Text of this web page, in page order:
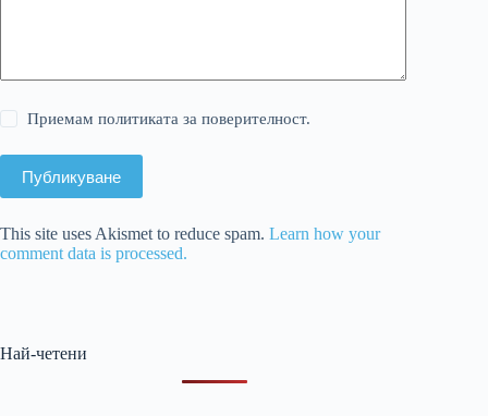
Приемам политиката за поверителност.
Публикуване
This site uses Akismet to reduce spam. Learn how your
comment data is processed.
Най-четени